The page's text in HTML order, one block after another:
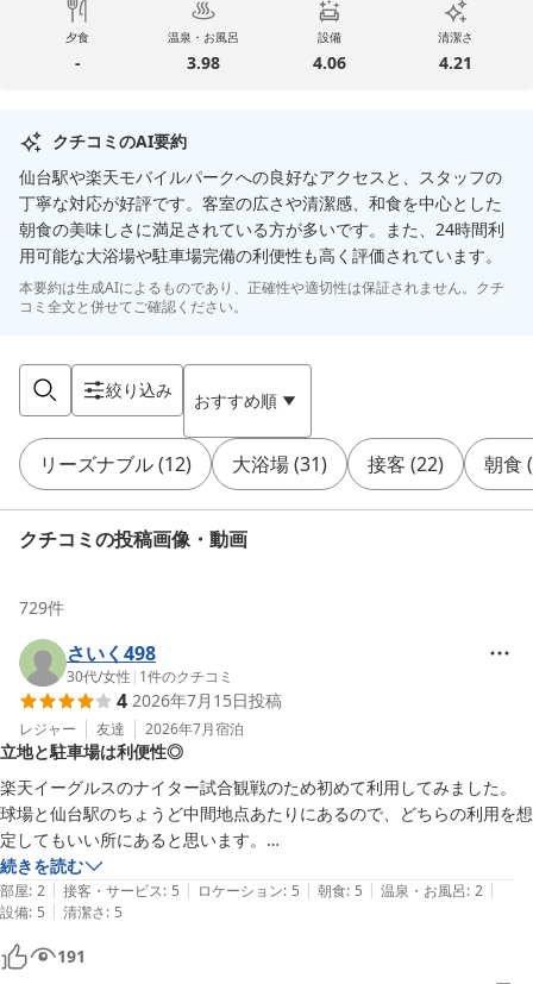
夕食
-
温泉・お風呂
3.98
設備
4.06
清潔さ
4.21
クチコミのAI要約
仙台駅や楽天モバイルパークへの良好なアクセスと、スタッフの
丁寧な対応が好評です。客室の広さや清潔感、和食を中心とした
朝食の美味しさに満足されている方が多いです。また、24時間利
用可能な大浴場や駐車場完備の利便性も高く評価されています。
本要約は生成AIによるものであり、正確性や適切性は保証されません。クチ
コミ全文と併せてご確認ください。
絞り込み おすすめ順
リーズナブル(12) 大浴場(31) 接客 (22) 朝食 (
クチコミの投稿画像・動画
729件
さいく498
30代/女性 | 1件のクチコミ
4 2026年7月15日投稿
レジャー 友達 2026年7月宿泊
立地と駐車場は利便性◎
楽天イーグルスのナイター試合観戦のため初めて利用してみました。
球場と仙台駅のちょうど中間地点あたりにあるので、どちらの利用を想
定してもいい所にあると思います。
駐車場はチェックアウト日の18時まで利用できるので、車で来られる
方にはとてもおすすめです。
朝食は和食ということで健康的で大変美味しかったです！
ただ、今回泊まったツインルームのコンセントの位置がベッド近くに無
かったのと、大浴場が"大"と付くほど広くはない事が不満でした。早く
続きを読む
部屋: 2 | 接客・サービス: 5 | ロケーション: 5 | 朝食: 5 | 温泉・お風呂: 2 |
設備: 5 | 清潔さ: 5
191